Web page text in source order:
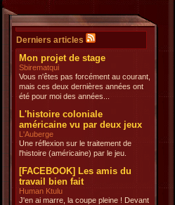
Derniers articles
Mon projet de stage
Sbirematqui
Vous n'êtes pas forcément au courant,
mais ces deux dernières années ont
été pour moi des années...
L'histoire coloniale
américaine vu par deux jeux
L'Auberge
Une réflexion sur le traitement de
l'histoire (américaine) par le jeu.
[FACEBOOK] Les amis du
travail bien fait
Human Ktulu
J'en ai marre, la coupe pleine ! Devant